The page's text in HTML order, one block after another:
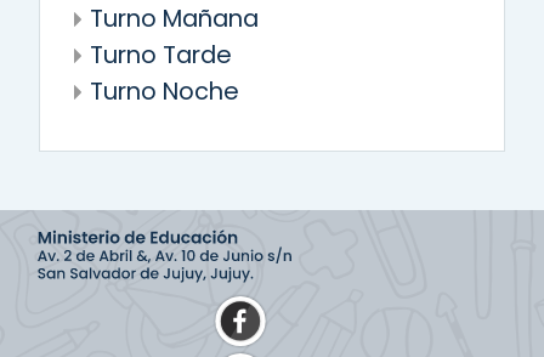
Turno Mañana
Turno Tarde
Turno Noche